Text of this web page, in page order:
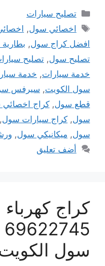
التصنيفات
تصليح سيارات
الوسوم
اخصائي سول,
افضل كراج سول,
تصليح سول, تصليح
خدمة سيارات, خدمة
سول الكويت, سيرفس
قطع سول, كراج
سول, كراج سيارات سول,
سول, ميكانيكي سول,
أضف تعليق
كراج
سول